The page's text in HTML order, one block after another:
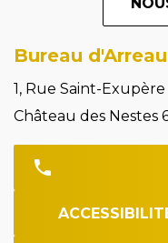
Bureau d'Arreau
1, Rue Saint-Exupère
Château des Nestes